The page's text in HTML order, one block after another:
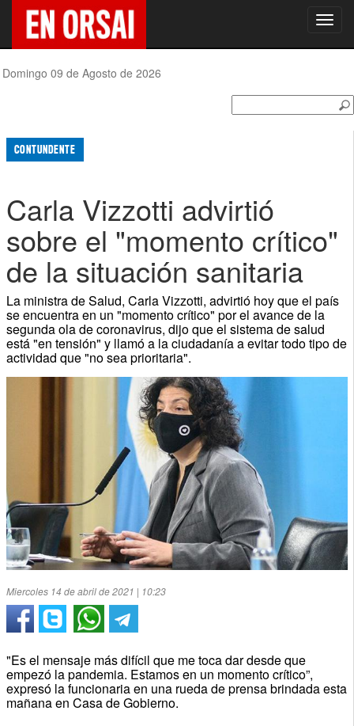
Domingo 09 de Agosto de 2026
CONTUNDENTE
Carla Vizzotti advirtió
sobre el "momento crítico"
de la situación sanitaria
La ministra de Salud, Carla Vizzotti, advirtió hoy que el país
se encuentra en un "momento crítico" por el avance de la
segunda ola de coronavirus, dijo que el sistema de salud
está "en tensión" y llamó a la ciudadanía a evitar todo tipo de
actividad que "no sea prioritaria".
Miercoles 14 de abril de 2021 | 10:23
"Es el mensaje más difícil que me toca dar desde que
empezó la pandemia. Estamos en un momento crítico”,
expresó la funcionaria en una rueda de prensa brindada esta
mañana en Casa de Gobierno.